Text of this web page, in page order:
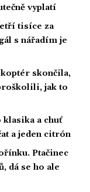
vyplatí
tisíce za
s nářadím je
skončila,
jak to
a chuť
a jeden citrón
Ptačinec
dá se ho ale